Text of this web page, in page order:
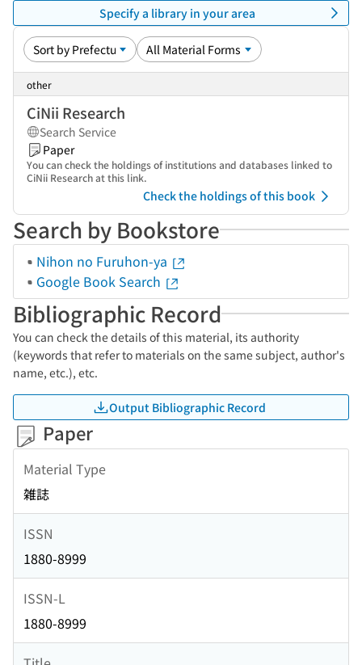
Specify a library in your area
other
CiNii Research
Search Service
Paper
You can check the holdings of institutions and databases linked to
CiNii Research at this link.
Check the holdings of this book
Search by Bookstore
Nihon no Furuhon-ya
Google Book Search
Bibliographic Record
You can check the details of this material, its authority
(keywords that refer to materials on the same subject, author's
name, etc.), etc.
Output Bibliographic Record
Paper
Material Type
雑誌
ISSN
1880-8999
ISSN-L
1880-8999